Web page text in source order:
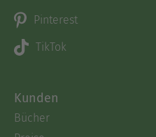
Pinterest
TikTok
Kunden
Bücher